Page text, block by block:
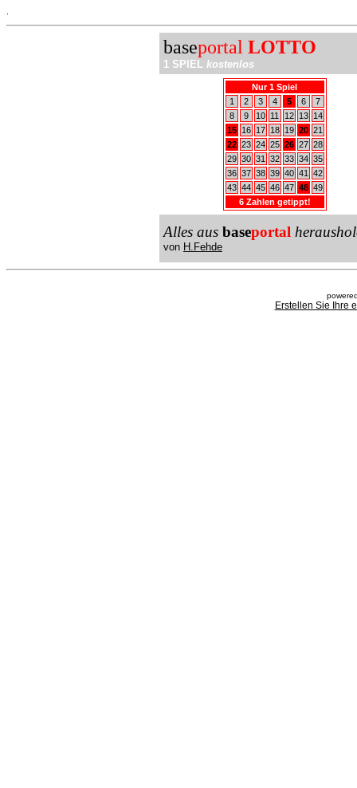
baseportal LOTTO
1 SPIEL kostenlos
Nur 1 Spiel
1
2 3 4 5 6
7
8
9 10 11 12 13
14
15
16 17 18 19 20 21
22 23 24 25 26 27 28
29 30 31 32 33 34 35
36 37 38 39 40 41
42
43 44 45 46 47 48 49
6 Zahlen getippt!
Alles aus baseportal
von H.Fehde
Erstellen Sie Ihre